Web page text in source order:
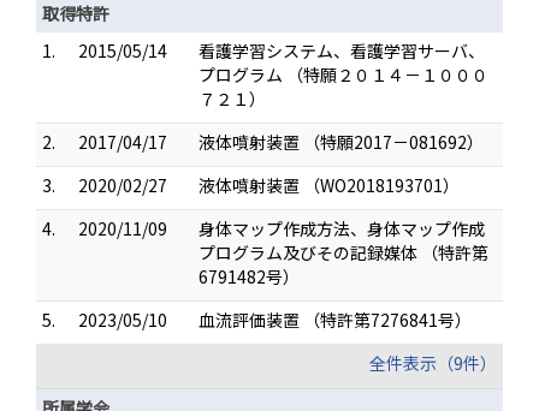
取得特許
1.
2015/05/14
看護学習システム、看護学習サーバ、
プログラム （特願２０１４－１０００
７２１）
2.
2017/04/17
液体噴射装置 （特願2017－081692）
3.
2020/02/27
液体噴射装置 （WO2018193701）
4.
2020/11/09
身体マップ作成方法、身体マップ作成
プログラム及びその記録媒体 （特許第
6791482号）
5.
2023/05/10
血流評価装置 （特許第7276841号）
全件表示（9件）